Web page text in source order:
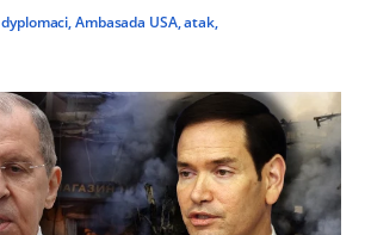
dyplomaci,Ambasada USA,atak,